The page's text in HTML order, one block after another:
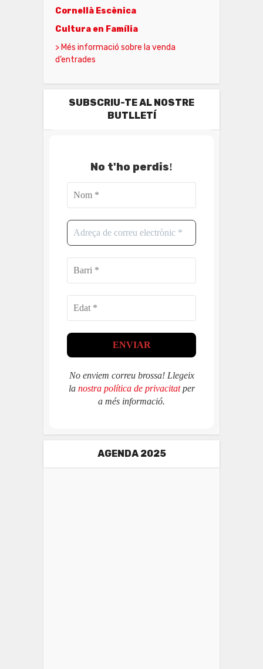
Cornellà Escènica
Cultura en Família
> Més informació sobre la venda
d’entrades
SUBSCRIU-TE AL NOSTRE
BUTLLETÍ
No t'ho perdis!
No enviem correu brossa! Llegeix
la nostra política de privacitatper
a més informació.
AGENDA 2025